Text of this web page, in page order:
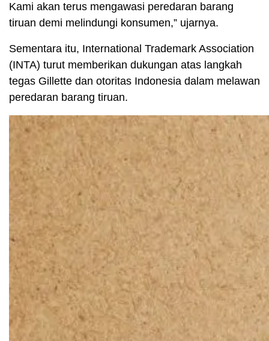
Kami akan terus mengawasi peredaran barang
tiruan demi melindungi konsumen,” ujarnya.
Sementara itu, International Trademark Association
(INTA) turut memberikan dukungan atas langkah
tegas Gillette dan otoritas Indonesia dalam melawan
peredaran barang tiruan.